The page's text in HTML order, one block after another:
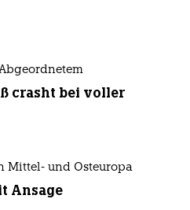
crasht bei voller
Mittel- und Osteuropa
Ansage